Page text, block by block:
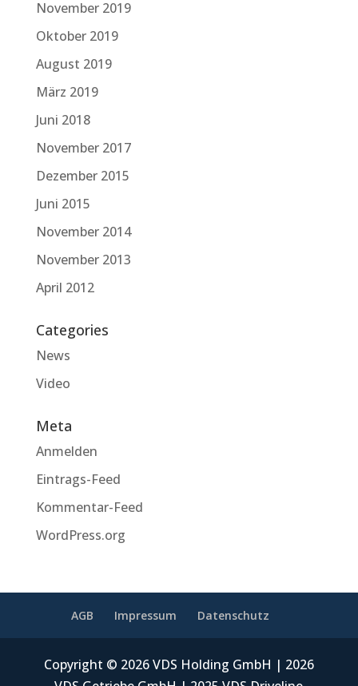
November 2019
Oktober 2019
August 2019
März 2019
Juni 2018
November 2017
Dezember 2015
Juni 2015
November 2014
November 2013
April 2012
Categories
News
Video
Meta
Anmelden
Eintrags-Feed
Kommentar-Feed
WordPress.org
AGB Impressum Datenschutz
Copyright © 2026 VDS Holding GmbH | 2026